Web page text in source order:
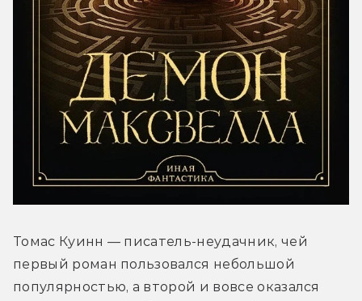
Томас Куинн — писатель-неудачник, чей
первый роман пользовался небольшой
популярностью, а второй и вовсе оказался